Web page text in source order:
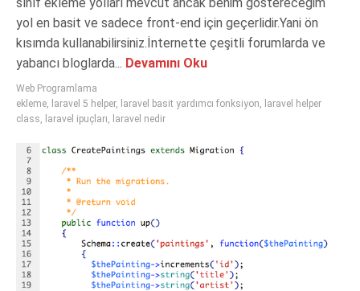
yol en basit ve sadece front-end için geçerlidir.Yani ön
kısımda kullanabilirsiniz.İnternette çeşitli forumlarda ve
yabancı bloglarda... Devamını Oku
Web Programlama
ekleme, laravel 5 helper, laravel basit yardımcı fonksiyon, laravel helper
class, laravel ipuçları, laravel nedir